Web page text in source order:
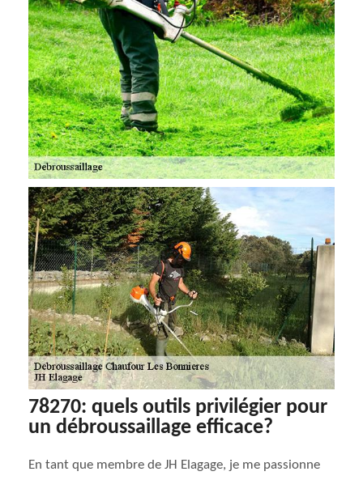
78270: quels outils privilégier pour
un débroussaillage efficace?
En tant que membre de JH Elagage, je me passionne